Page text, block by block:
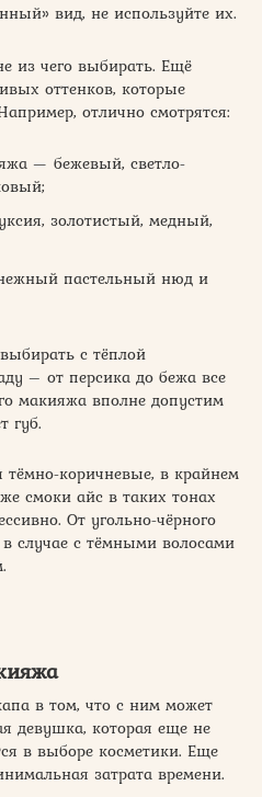
вид, не используйте их.
из чего выбирать. Ещё
оттенков, которые
отлично смотрятся:
— бежевый, светло-
золотистый, медный,
пастельный нюд и
с тёплой
– от персика до бежа все
макияжа вполне допустим
губ.
тёмно-коричневые, в крайнем
смоки айс в таких тонах
От угольно-чёрного
в случае с тёмными волосами
в том, что с ним может
девушка, которая еще не
в выборе косметики. Еще
затрата времени.